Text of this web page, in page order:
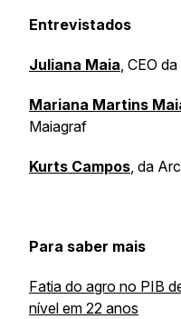
Entrevistados
Juliana Maia, CEO
Mariana Martins
Maiagraf
Kurts Campos, da
Para saber mais
Fatia do agro no PIB
nível em 22 anos